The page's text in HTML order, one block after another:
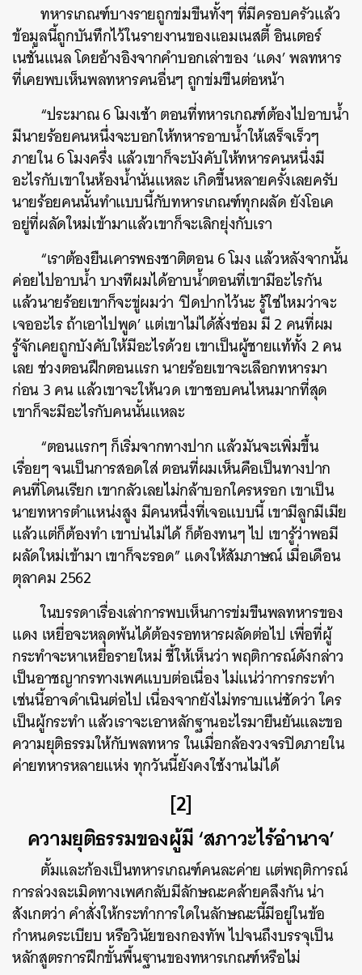
ทหารเกณฑ์บางรายถูกข่มขืนทั้งๆ ที่มีครอบครัวแล้ว
ข้อมูลนี้ถูกบันทึกไว้ในรายงานของแอมเนสตี้ อินเตอร์
เนชั่นแนล โดยอ้างอิงจากคำบอกเล่าของ ‘แดง’ พลทหาร
ที่เคยพบเห็นพลทหารคนอื่นๆ ถูกข่มขืนต่อหน้า
“ประมาณ 6 โมงเช้า ตอนที่ทหารเกณฑ์ต้องไปอาบน้ำ
มีนายร้อยคนหนึ่งจะบอกให้ทหารอาบน้ำให้เสร็จเร็วๆ
ภายใน 6 โมงครึ่ง แล้วเขาก็จะบังคับให้ทหารคนหนึ่งมี
อะไรกับเขาในห้องน้ำนั่นแหละ เกิดขึ้นหลายครั้งเลยครับ
นายร้อยคนนั้นทำแบบนี้กับทหารเกณฑ์ทุกผลัด ยังโอเค
อยู่ที่ผลัดใหม่เข้ามาแล้วเขาก็จะเลิกยุ่งกับเรา
“เราต้องยืนเคารพธงชาติตอน 6 โมง แล้วหลังจากนั้น
ค่อยไปอาบน้ำ บางทีผมได้อาบน้ำตอนที่เขามีอะไรกัน
แล้วนายร้อยเขาก็จะขู่ผมว่า ‘ปิดปากไว้นะ รู้ใช่ไหมว่าจะ
เจออะไร ถ้าเอาไปพูด’แต่เขาไม่ได้สั่งซ่อม มี 2 คนที่ผม
รู้จักเคยถูกบังคับให้มีอะไรด้วย เขาเป็นผู้ชายแท้ทั้ง 2 คน
เลย ช่วงตอนฝึกตอนแรก นายร้อยเขาจะเลือกทหารมา
ก่อน 3 คน แล้วเขาจะให้นวด เขาชอบคนไหนมากที่สุด
เขาก็จะมีอะไรกับคนนั้นแหละ
“ตอนแรกๆ ก็เริ่มจากทางปาก แล้วมันจะเพิ่มขึ้น
เรื่อยๆ จนเป็นการสอดใส่ ตอนที่ผมเห็นคือเป็นทางปาก
คนที่โดนเรียก เขากลัวเลยไม่กล้าบอกใครหรอก เขาเป็น
นายทหารตำแหน่งสูง มีคนหนึ่งที่เจอแบบนี้ เขามีลูกมีเมีย
แล้วแต่ก็ต้องทำ เขาบ่นไม่ได้ ก็ต้องทนๆ ไป เขารู้ว่าพอมี
ผลัดใหม่เข้ามา เขาก็จะรอด” แดงให้สัมภาษณ์ เมื่อเดือน
ตุลาคม 2562
ในบรรดาเรื่องเล่าการพบเห็นการข่มขืนพลทหารของ
แดง เหยื่อจะหลุดพ้นได้ต้องรอทหารผลัดต่อไป เพื่อที่ผู้
กระทำจะหาเหยื่อรายใหม่ ชี้ให้เห็นว่า พฤติการณ์ดังกล่าว
เป็นอาชญากรทางเพศแบบต่อเนื่อง ไม่แน่ว่าการกระทำ
เช่นนี้อาจดำเนินต่อไป เนื่องจากยังไม่ทราบแน่ชัดว่า ใคร
เป็นผู้กระทำ แล้วเราจะเอาหลักฐานอะไรมายืนยันและขอ
ความยุติธรรมให้กับพลทหาร ในเมื่อกล้องวงจรปิดภายใน
ค่ายทหารหลายแห่ง ทุกวันนี้ยังคงใช้งานไม่ได้
[2]
ความยุติธรรมของผู้มี ‘สภาวะไร้อำนาจ’
ตั้มและก้องเป็นทหารเกณฑ์คนละค่าย แต่พฤติการณ์
การล่วงละเมิดทางเพศกลับมีลักษณะคล้ายคลึงกัน น่า
สังเกตว่า คำสั่งให้กระทำการใดในลักษณะนี้มีอยู่ในข้อ
กำหนดระเบียบ หรือวินัยของกองทัพ ไปจนถึงบรรจุเป็น
หลักสูตรการฝึกขั้นพื้นฐานของทหารเกณฑ์หรือไม่